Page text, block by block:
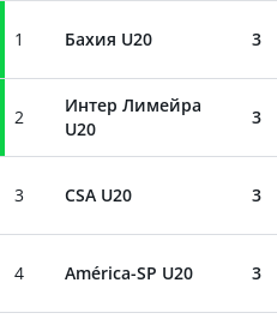
1 Бахия U20 3
2
Интер Лимейра
U20
3
3 CSA U20 3
4 América-SP U20 3